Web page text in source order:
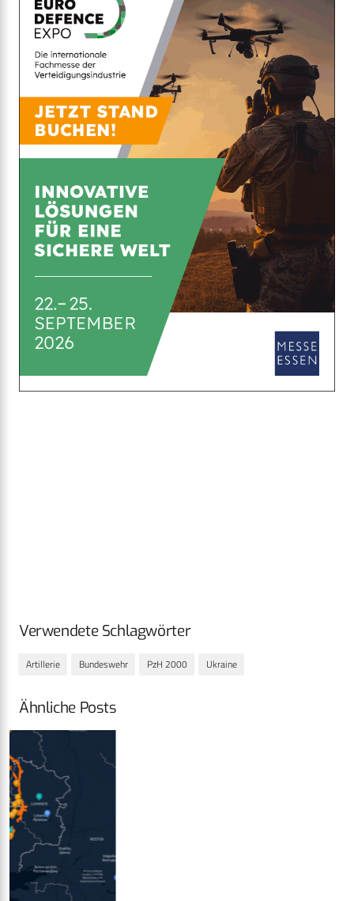
Verwendete Schlagwörter
Artillerie Bundeswehr PzH 2000 Ukraine
Ähnliche Posts